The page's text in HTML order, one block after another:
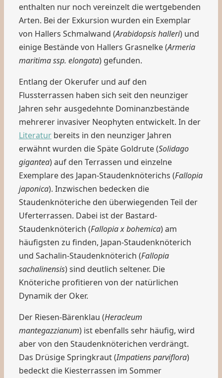
enthalten nur noch vereinzelt die wertgebenden
Arten. Bei der Exkursion wurden ein Exemplar
von Hallers Schmalwand (Arabidopsis halleri) und
einige Bestände von Hallers Grasnelke (Armeria
maritima ssp. elongata) gefunden.
Entlang der Okerufer und auf den
Flussterrassen haben sich seit den neunziger
Jahren sehr ausgedehnte Dominanzbestände
mehrerer invasiver Neophyten entwickelt. In der
Literatur bereits in den neunziger Jahren
erwähnt wurden die Späte Goldrute (Solidago
gigantea) auf den Terrassen und einzelne
Exemplare des Japan-Staudenknöterichs (Fallopia
japonica). Inzwischen bedecken die
Staudenknöteriche den überwiegenden Teil der
Uferterrassen. Dabei ist der Bastard-
Staudenknöterich (Fallopia x bohemica) am
häufigsten zu finden, Japan-Staudenknöterich
und Sachalin-Staudenknöterich (Fallopia
sachalinensis) sind deutlich seltener. Die
Knöteriche profitieren von der natürlichen
Dynamik der Oker.
Der Riesen-Bärenklau (Heracleum
mantegazzianum) ist ebenfalls sehr häufig, wird
aber von den Staudenknöterichen verdrängt.
Das Drüsige Springkraut (Impatiens parviflora)
bedeckt die Kiesterrassen im Sommer